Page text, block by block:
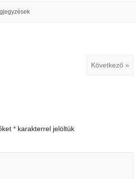
Következő »
* karakterrel jelöltük